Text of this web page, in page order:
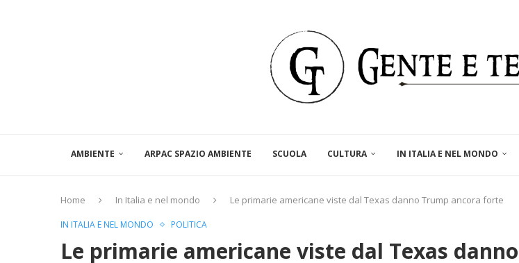
AMBIENTE ARPAC SPAZIO AMBIENTE SCUOLA CULTURA IN ITALIA E NEL MONDO
Home In Italia e nel mondo Le primarie americane viste dal Texas danno Trump ancora forte
IN ITALIA E NEL MONDO POLITICA
Le primarie americane viste dal Texas